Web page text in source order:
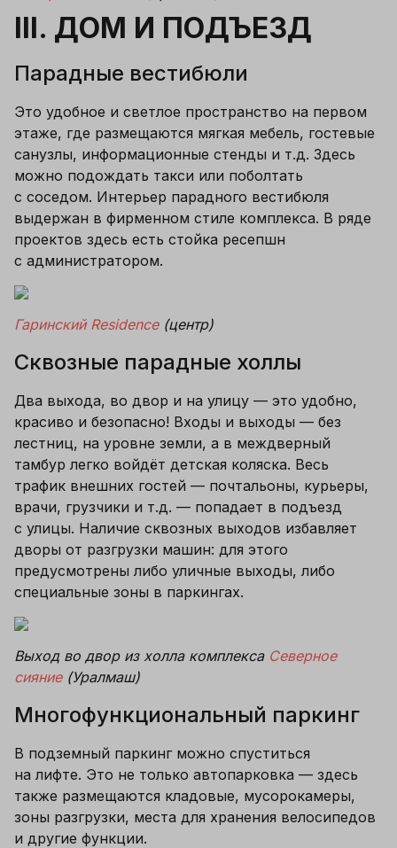
III. ДОМ И ПОДЪЕЗД
Парадные вестибюли
Это удобное и светлое пространство на первом
этаже, где размещаются мягкая мебель, гостевые
санузлы, информационные стенды и т.д. Здесь
можно подождать такси или поболтать
с соседом. Интерьер парадного вестибюля
выдержан в фирменном стиле комплекса. В ряде
проектов здесь есть стойка ресепшн
с администратором.
Гаринский Residence (центр)
Сквозные парадные холлы
Два выхода, во двор и на улицу — это удобно,
красиво и безопасно! Входы и выходы — без
лестниц, на уровне земли, а в междверный
тамбур легко войдёт детская коляска. Весь
трафик внешних гостей — почтальоны, курьеры,
врачи, грузчики и т.д. — попадает в подъезд
с улицы. Наличие сквозных выходов избавляет
дворы от разгрузки машин: для этого
предусмотрены либо уличные выходы, либо
специальные зоны в паркингах.
Выход во двор из холла комплекса Северное
сияние (Уралмаш)
Многофункциональный паркинг
В подземный паркинг можно спуститься
на лифте. Это не только автопарковка — здесь
также размещаются кладовые, мусорокамеры,
зоны разгрузки, места для хранения велосипедов
и другие функции.